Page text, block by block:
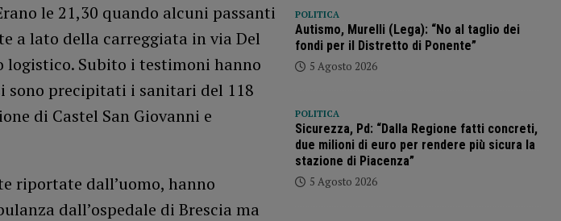
le 21,30 quando alcuni passanti
a lato della carreggiata in via Del
logistico. Subito i testimoni hanno
sono precipitati i sanitari del 118
di Castel San Giovanni e
riportate dall’uomo, hanno
dall’ospedale di Brescia ma
POLITICA
Autismo, Murelli (Lega): “No al taglio dei
fondi per il Distretto di Ponente”
5 Agosto 2026
POLITICA
Sicurezza, Pd: “Dalla Regione fatti concreti,
due milioni di euro per rendere più sicura la
stazione di Piacenza”
5 Agosto 2026